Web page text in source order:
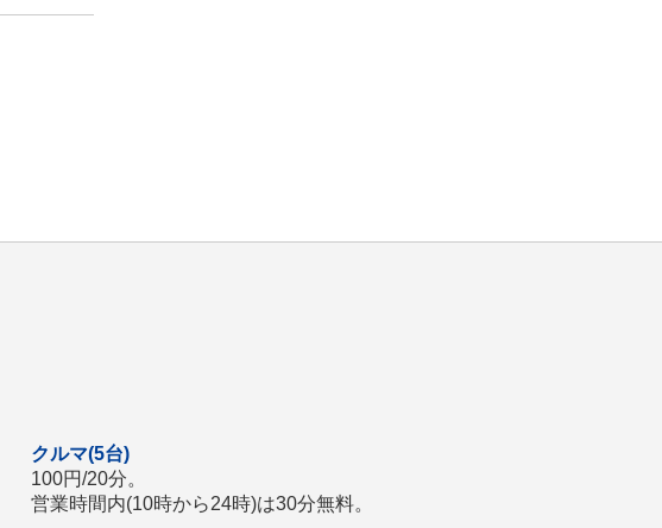
クルマ(5台)
100円/20分。
営業時間内(10時から24時)は30分無料。